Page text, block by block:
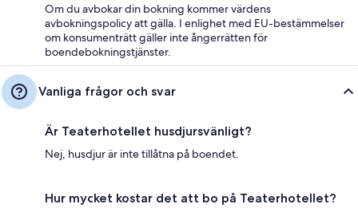
Om du avbokar din bokning kommer värdens
avbokningspolicy att gälla. I enlighet med EU-bestämmelser
om konsumenträtt gäller inte ångerrätten för
boendebokningstjänster.
Vanliga frågor och svar
Är Teaterhotellet husdjursvänligt?
Nej, husdjur är inte tillåtna på boendet.
Hur mycket kostar det att bo på Teaterhotellet?